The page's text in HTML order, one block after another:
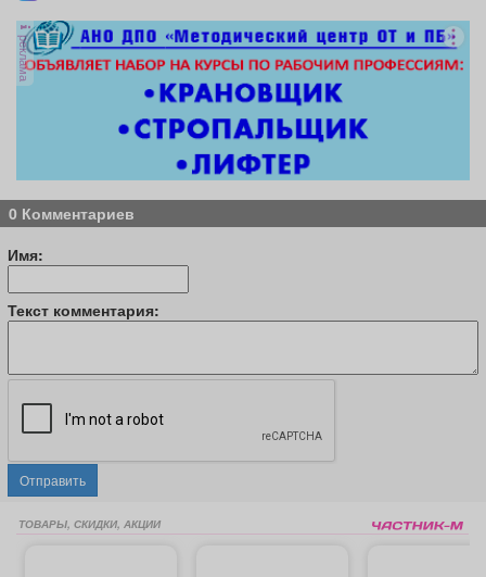
реклама
0 Комментариев
Имя:
Текст комментария:
Отправить
ТОВАРЫ, СКИДКИ, АКЦИИ